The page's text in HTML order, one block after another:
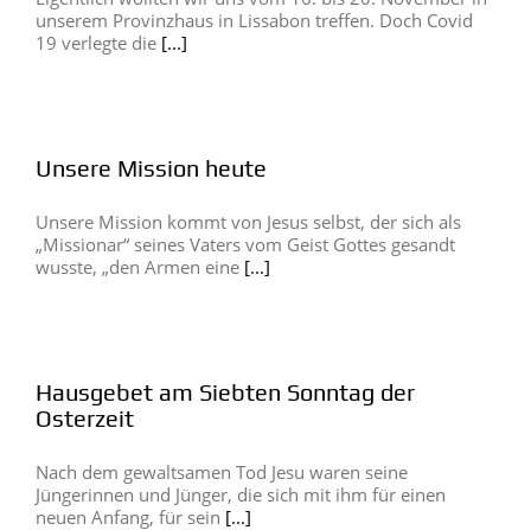
unserem Provinzhaus in Lissabon treffen. Doch Covid
19 verlegte die [...]
Unsere Mission heute
Unsere Mission kommt von Jesus selbst, der sich als
„Missionar“ seines Vaters vom Geist Gottes gesandt
wusste, „den Armen eine [...]
Hausgebet am Siebten Sonntag der
Osterzeit
Nach dem gewaltsamen Tod Jesu waren seine
Jüngerinnen und Jünger, die sich mit ihm für einen
neuen Anfang, für sein [...]